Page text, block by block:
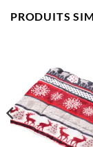
PRODUITS